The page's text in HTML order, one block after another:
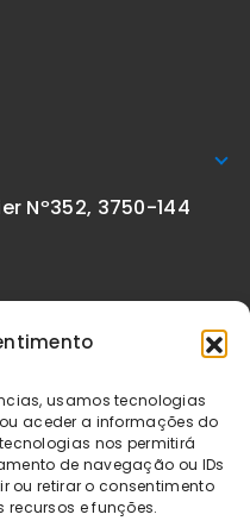
usamos tecnologias
aceder a informações do
nos permitirá
de navegação ou IDs
ou retirar o consentimento
e funções.
Nº352, 3750-144
taxa legal em vigor. Todos
se sujeitos à
da encomenda. As